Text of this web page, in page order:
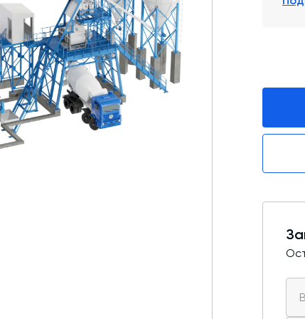
Промышленные фильтры и комплектующие
Оборудование для производства ЖБИ
Телескопические загрузчики
Промышленные вибраторы
Дробильно-сортировочный комплекс